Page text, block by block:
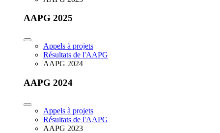
AAPG 2025
Appels à projets
Résultats de l'AAPG
AAPG 2024
AAPG 2024
Appels à projets
Résultats de l'AAPG
AAPG 2023